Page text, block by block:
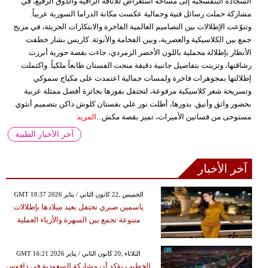
مشاركة حملت رسائل فنية وجمالية عكست مكانة الدراما السورية عربياً.
وتنوّعت الإطلالات بين التصاميم العالمية الفاخرة والابتكارات الجريئة، في مزيج
جمع بين الكلاسيكية والعصرية، وبين الفخامة والأنوثة. كاريس بشار خطفت
الأنظار بإطلالة مخملية باللون الأخضر الزمردي، جاءت بقصة حورية أبرزت
رشاقتها، وتزينت بتفاصيل جانبية دقيقة منحت الفستان طابعاً ملكياً. واكتملت
إطلالتها بمجوهرات فاخرة ولمسات جمالية اعتمدت على مكياج سموكي
وتسريحة شعر كلاسيكية مرفوعة، لتحتفل بفوزها بجائزة أفضل ممثلة عربية
بحضور واثق وأنيق. بدورها، أطلت نور علي بفستان كلوش داكن بتصميم أنثوي
مستوحى من فساتين الأميرات، تميز بقصة مكش... المزيد
آخر الأخبار الطبية
آخر الأخبار
GMT 18:37 2026 الخميس ,22 كانون الثاني / يناير
ياسمين صبري تحتفل بعيد ميلادها بإطلالات
متنوعة تجمع بين السهرة والأزياء العملية
GMT 16:21 2026 الثلاثاء ,20 كانون الثاني / يناير
الخطيب يؤكد أن مشاركة السعودية في دافوس